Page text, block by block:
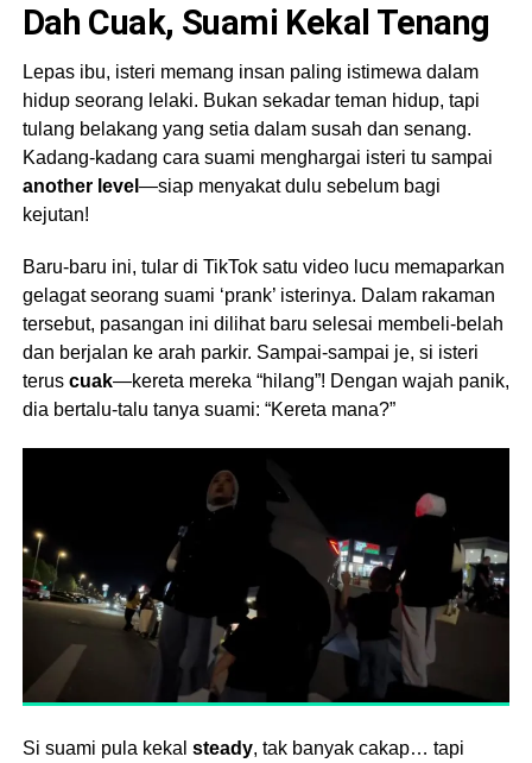
Dah Cuak, Suami Kekal Tenang
Lepas ibu, isteri memang insan paling istimewa dalam
hidup seorang lelaki. Bukan sekadar teman hidup, tapi
tulang belakang yang setia dalam susah dan senang.
Kadang-kadang cara suami menghargai isteri tu sampai
another level —siap menyakat dulu sebelum bagi
kejutan!
Baru-baru ini, tular di TikTok satu video lucu memaparkan
gelagat seorang suami ‘prank’ isterinya. Dalam rakaman
tersebut, pasangan ini dilihat baru selesai membeli-belah
dan berjalan ke arah parkir. Sampai-sampai je, si isteri
terus cuak—kereta mereka “hilang”! Dengan wajah panik,
dia bertalu-talu tanya suami: “Kereta mana?”
Si suami pula kekal steady, tak banyak cakap… tapi